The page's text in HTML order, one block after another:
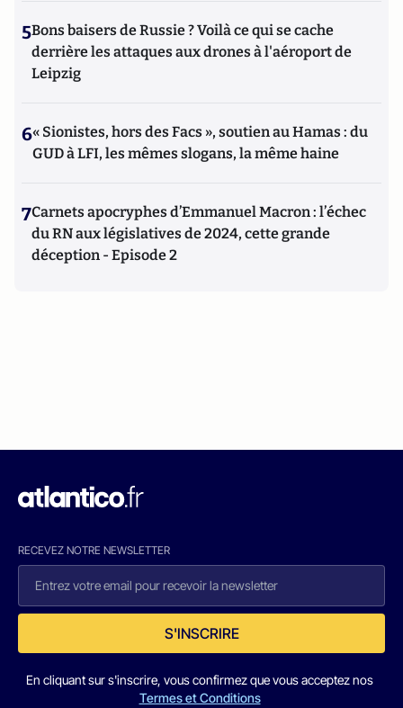
5Bons baisers de Russie ? Voilà ce qui se cache
derrière les attaques aux drones à l'aéroport de
Leipzig
6« Sionistes, hors des Facs », soutien au Hamas : du
GUD à LFI, les mêmes slogans, la même haine
7Carnets apocryphes d’Emmanuel Macron : l’échec
du RN aux législatives de 2024, cette grande
déception - Episode 2
RECEVEZ NOTRE NEWSLETTER
S'INSCRIRE
En cliquant sur s'inscrire, vous confirmez que vous acceptez nos
Termes et Conditions